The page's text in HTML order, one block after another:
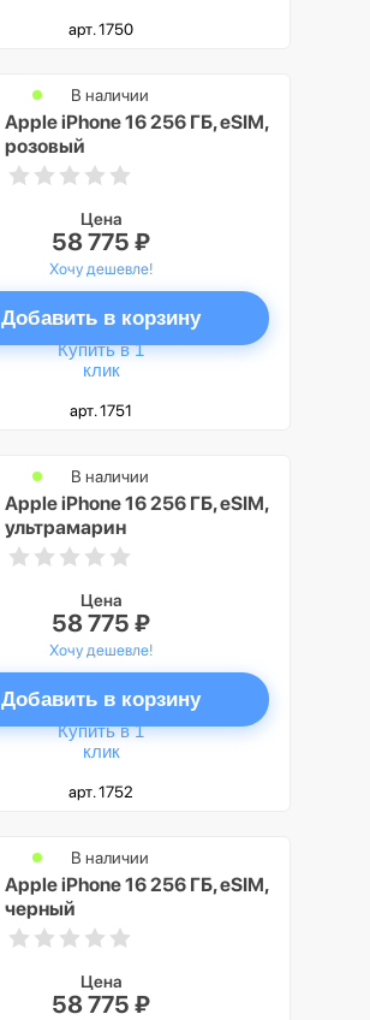
арт. 1750
Apple iPhone 16 256 ГБ, eSIM,
розовый
В наличии
Цена
58 775 ₽
Хочу дешевле!
Добавить в корзину
Купить в 1
клик
арт. 1751
Apple iPhone 16 256 ГБ, eSIM,
ультрамарин
В наличии
Цена
58 775 ₽
Хочу дешевле!
Добавить в корзину
Купить в 1
клик
арт. 1752
Apple iPhone 16 256 ГБ, eSIM,
черный
В наличии
Цена
58 775 ₽